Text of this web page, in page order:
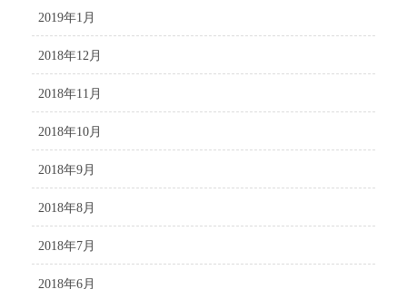
2019年1月
2018年12月
2018年11月
2018年10月
2018年9月
2018年8月
2018年7月
2018年6月